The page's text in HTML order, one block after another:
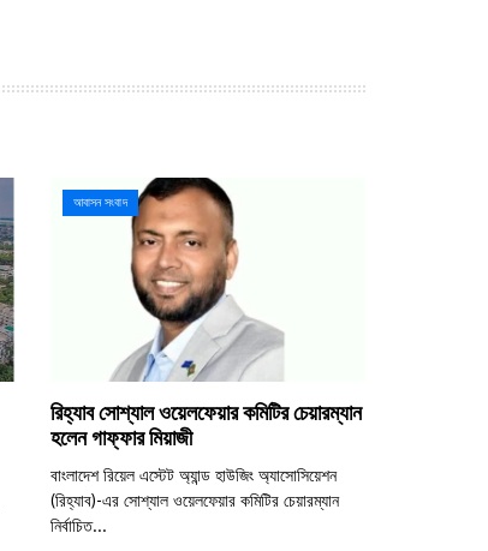
আবাসন সংবাদ
রিহ্যাব সোশ্যাল ওয়েলফেয়ার কমিটির চেয়ারম্যান
হলেন গাফ্ফার মিয়াজী
বাংলাদেশ রিয়েল এস্টেট অ্যান্ড হাউজিং অ্যাসোসিয়েশন
(রিহ্যাব)-এর সোশ্যাল ওয়েলফেয়ার কমিটির চেয়ারম্যান
নির্বাচিত...